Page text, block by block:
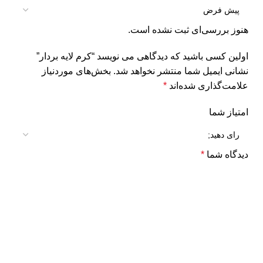
هنوز بررسی‌ای ثبت نشده است.
اولین کسی باشید که دیدگاهی می نویسد “کرم لایه بردار”
نشانی ایمیل شما منتشر نخواهد شد. بخش‌های موردنیاز
علامت‌گذاری شده‌اند *
امتیاز شما
دیدگاه شما *